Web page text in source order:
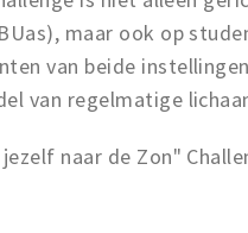
maar ook op
van beide
van regelmatige
naar de Zon"